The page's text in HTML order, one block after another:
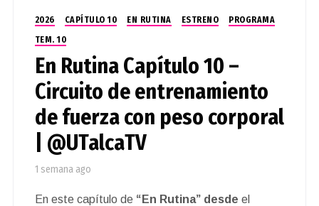
2026 CAPÍTULO 10 EN RUTINA ESTRENO
PROGRAMA
TEM. 10
En Rutina Capítulo 10 –
Circuito de entrenamiento
de fuerza con peso corporal
| @UTalcaTV
1 semana ago
En este capítulo de “En Rutina” desde el